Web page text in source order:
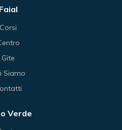
Faial
Corsi
Gite
Siamo
Verde